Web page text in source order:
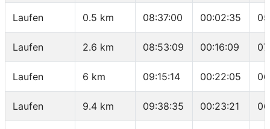
Laufen 0.5 km 08:37:00 00:02:35
Laufen 2.6 km 08:53:09 00:16:09
Laufen 6 km 09:15:14 00:22:05
Laufen 9.4 km 09:38:35 00:23:21